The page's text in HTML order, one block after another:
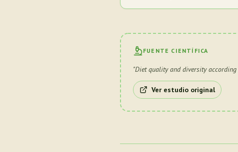
FUENTE CIENTÍFICA
"Diet quality and diversity
Ver estudio original